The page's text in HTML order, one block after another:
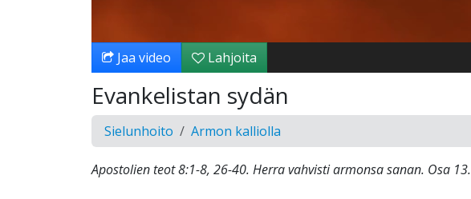
Jaa video Lahjoita
Evankelistan sydän
Sielunhoito Armon kalliolla
Apostolien teot 8:1-8, 26-40. Herra vahvisti armonsa sanan. Osa 13.